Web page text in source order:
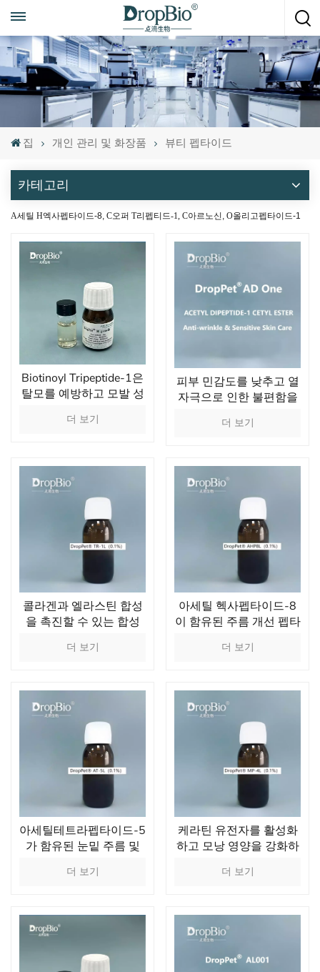
언제든지 전화하세요
+86 15951008670
집 개인 관리 및 화장품 뷰티 펩타이드
카테고리
A세틸 H엑사펩타이드-8, C오퍼 T리펩티드-1, C아르노신, O올리고펩타이드-1
Biotinoyl Tripeptide-1은
탈모를 예방하고 모발 성
다.
더 보기
피부 민감도를 낮추고 열
자극으로 인한 불편함을
이드-1 세틸 에스테르 복
더 보기
콜라겐과 엘라스틴 합성
을 촉진할 수 있는 합성
더 보기
아세틸 헥사펩타이드-8
이 함유된 주름 개선 펩타
더 보기
아세틸테트라펩타이드-5
가 함유된 눈밑 주름 및
솔루션
더 보기
케라틴 유전자를 활성화
하고 모낭 영양을 강화하
으로 촉진하는 펜타펩타
더 보기